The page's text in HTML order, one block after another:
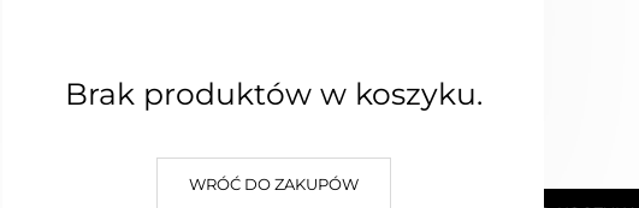
Brak produktów w koszyku.
WRÓĆ DO ZAKUPÓW
9,50 zł
Najniższa cena z 30 dni: 9,50 zł